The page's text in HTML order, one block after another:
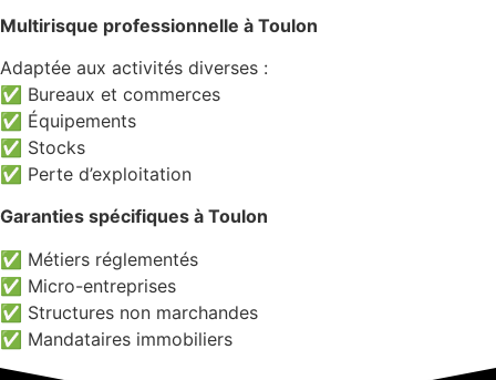
Multirisque professionnelle à Toulon
Adaptée aux activités diverses :
✅ Bureaux et commerces
✅ Équipements
✅ Stocks
✅ Perte d’exploitation
Garanties spécifiques à Toulon
✅ Métiers réglementés
✅ Micro-entreprises
✅ Structures non marchandes
✅ Mandataires immobiliers